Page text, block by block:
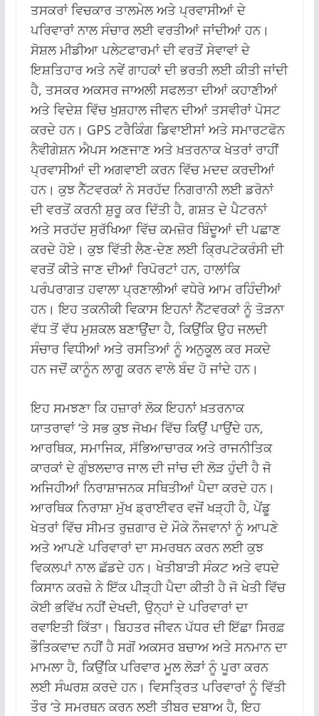
ਤਸਕਰਾਂ ਵਿਚਕਾਰ ਤਾਲਮੇਲ ਅਤੇ ਪ੍ਰਵਾਸੀਆਂ ਦੇ
ਪਰਿਵਾਰਾਂ ਨਾਲ ਸੰਚਾਰ ਲਈ ਵਰਤੀਆਂ ਜਾਂਦੀਆਂ ਹਨ।
ਸੋਸ਼ਲ ਮੀਡੀਆ ਪਲੇਟਫਾਰਮਾਂ ਦੀ ਵਰਤੋਂ ਸੇਵਾਵਾਂ ਦੇ
ਇਸ਼ਤਿਹਾਰ ਅਤੇ ਨਵੇਂ ਗਾਹਕਾਂ ਦੀ ਭਰਤੀ ਲਈ ਕੀਤੀ ਜਾਂਦੀ
ਹੈ, ਤਸਕਰ ਅਕਸਰ ਜਾਅਲੀ ਸਫਲਤਾ ਦੀਆਂ ਕਹਾਣੀਆਂ
ਅਤੇ ਵਿਦੇਸ਼ ਵਿੱਚ ਖੁਸ਼ਹਾਲ ਜੀਵਨ ਦੀਆਂ ਤਸਵੀਰਾਂ ਪੋਸਟ
ਕਰਦੇ ਹਨ। GPS ਟਰੈਕਿੰਗ ਡਿਵਾਈਸਾਂ ਅਤੇ ਸਮਾਰਟਫੋਨ
ਨੈਵੀਗੇਸ਼ਨ ਐਪਸ ਅਣਜਾਣ ਅਤੇ ਖ਼ਤਰਨਾਕ ਖੇਤਰਾਂ ਰਾਹੀਂ
ਪ੍ਰਵਾਸੀਆਂ ਦੀ ਅਗਵਾਈ ਕਰਨ ਵਿੱਚ ਮਦਦ ਕਰਦੀਆਂ
ਹਨ। ਕੁਝ ਨੈੱਟਵਰਕਾਂ ਨੇ ਸਰਹੱਦ ਨਿਗਰਾਨੀ ਲਈ ਡਰੋਨਾਂ
ਦੀ ਵਰਤੋਂ ਕਰਨੀ ਸ਼ੁਰੂ ਕਰ ਦਿੱਤੀ ਹੈ, ਗਸ਼ਤ ਦੇ ਪੈਟਰਨਾਂ
ਅਤੇ ਸਰਹੱਦ ਸੁਰੱਖਿਆ ਵਿੱਚ ਕਮਜ਼ੋਰ ਬਿੰਦੂਆਂ ਦੀ ਪਛਾਣ
ਕਰਦੇ ਹੋਏ। ਕੁਝ ਵਿੱਤੀ ਲੈਣ-ਦੇਣ ਲਈ ਕ੍ਰਿਪਟੋਕਰੰਸੀ ਦੀ
ਵਰਤੋਂ ਕੀਤੇ ਜਾਣ ਦੀਆਂ ਰਿਪੋਰਟਾਂ ਹਨ, ਹਾਲਾਂਕਿ
ਪਰੰਪਰਾਗਤ ਹਵਾਲਾ ਪ੍ਰਣਾਲੀਆਂ ਵਧੇਰੇ ਆਮ ਰਹਿੰਦੀਆਂ
ਹਨ। ਇਹ ਤਕਨੀਕੀ ਵਿਕਾਸ ਇਹਨਾਂ ਨੈੱਟਵਰਕਾਂ ਨੂੰ ਤੋੜਨਾ
ਵੱਧ ਤੋਂ ਵੱਧ ਮੁਸ਼ਕਲ ਬਣਾਉਂਦਾ ਹੈ, ਕਿਉਂਕਿ ਉਹ ਜਲਦੀ
ਸੰਚਾਰ ਵਿਧੀਆਂ ਅਤੇ ਰਸਤਿਆਂ ਨੂੰ ਅਨੁਕੂਲ ਕਰ ਸਕਦੇ
ਹਨ ਜਦੋਂ ਕਾਨੂੰਨ ਲਾਗੂ ਕਰਨ ਵਾਲੇ ਬੰਦ ਹੋ ਜਾਂਦੇ ਹਨ।
ਇਹ ਸਮਝਣਾ ਕਿ ਹਜ਼ਾਰਾਂ ਲੋਕ ਇਹਨਾਂ ਖ਼ਤਰਨਾਕ
ਯਾਤਰਾਵਾਂ ‘ਤੇ ਸਭ ਕੁਝ ਜੋਖਮ ਵਿੱਚ ਕਿਉਂ ਪਾਉਂਦੇ ਹਨ,
ਆਰਥਿਕ, ਸਮਾਜਿਕ, ਸੱਭਿਆਚਾਰਕ ਅਤੇ ਰਾਜਨੀਤਿਕ
ਕਾਰਕਾਂ ਦੇ ਗੁੰਝਲਦਾਰ ਜਾਲ ਦੀ ਜਾਂਚ ਦੀ ਲੋੜ ਹੁੰਦੀ ਹੈ ਜੋ
ਅਜਿਹੀਆਂ ਨਿਰਾਸ਼ਾਜਨਕ ਸਥਿਤੀਆਂ ਪੈਦਾ ਕਰਦੇ ਹਨ।
ਆਰਥਿਕ ਨਿਰਾਸ਼ਾ ਮੁੱਖ ਡ੍ਰਾਈਵਰ ਵਜੋਂ ਖੜ੍ਹੀ ਹੈ, ਪੇਂਡੂ
ਖੇਤਰਾਂ ਵਿੱਚ ਸੀਮਤ ਰੁਜ਼ਗਾਰ ਦੇ ਮੌਕੇ ਨੌਜਵਾਨਾਂ ਨੂੰ ਆਪਣੇ
ਅਤੇ ਆਪਣੇ ਪਰਿਵਾਰਾਂ ਦਾ ਸਮਰਥਨ ਕਰਨ ਲਈ ਕੁਝ
ਵਿਕਲਪਾਂ ਨਾਲ ਛੱਡਦੇ ਹਨ। ਖੇਤੀਬਾੜੀ ਸੰਕਟ ਅਤੇ ਵਧਦੇ
ਕਿਸਾਨ ਕਰਜ਼ੇ ਨੇ ਇੱਕ ਪੀੜ੍ਹੀ ਪੈਦਾ ਕੀਤੀ ਹੈ ਜੋ ਖੇਤੀ ਵਿੱਚ
ਕੋਈ ਭਵਿੱਖ ਨਹੀਂ ਦੇਖਦੀ, ਉਨ੍ਹਾਂ ਦੇ ਪਰਿਵਾਰਾਂ ਦਾ
ਰਵਾਇਤੀ ਕਿੱਤਾ। ਬਿਹਤਰ ਜੀਵਨ ਪੱਧਰ ਦੀ ਇੱਛਾ ਸਿਰਫ਼
ਭੌਤਿਕਵਾਦ ਨਹੀਂ ਹੈ ਸਗੋਂ ਅਕਸਰ ਬਚਾਅ ਅਤੇ ਸਨਮਾਨ ਦਾ
ਮਾਮਲਾ ਹੈ, ਕਿਉਂਕਿ ਪਰਿਵਾਰ ਮੂਲ ਲੋੜਾਂ ਨੂੰ ਪੂਰਾ ਕਰਨ
ਲਈ ਸੰਘਰਸ਼ ਕਰਦੇ ਹਨ। ਵਿਸਤ੍ਰਿਤ ਪਰਿਵਾਰਾਂ ਨੂੰ ਵਿੱਤੀ
ਤੌਰ ‘ਤੇ ਸਮਰਥਨ ਕਰਨ ਲਈ ਤੀਬਰ ਦਬਾਅ ਹੈ, ਇਹ